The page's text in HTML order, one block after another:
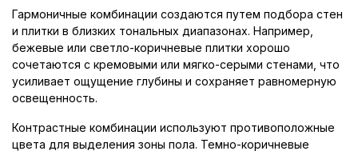
Гармоничные комбинации создаются путем подбора стен
и плитки в близких тональных диапазонах. Например,
бежевые или светло-коричневые плитки хорошо
сочетаются с кремовыми или мягко-серыми стенами, что
усиливает ощущение глубины и сохраняет равномерную
освещенность.
Контрастные комбинации используют противоположные
цвета для выделения зоны пола. Темно-коричневые